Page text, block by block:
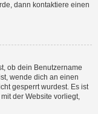
dann kontaktiere einen
ob dein Benutzername
wende dich an einen
gesperrt wurdest. Es ist
der Website vorliegt,